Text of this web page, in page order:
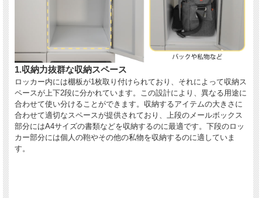
1.収納力抜群な収納スペース
ロッカー内には棚板が1枚取り付けられており、それによって収納ス
ペースが上下2段に分かれています。この設計により、異なる用途に
合わせて使い分けることができます。収納するアイテムの大きさに
合わせて適切なスペースが提供されており、上段のメールボックス
部分にはA4サイズの書類などを収納するのに最適です。下段のロッ
カー部分には個人の鞄やその他の私物を収納するのに適していま
す。